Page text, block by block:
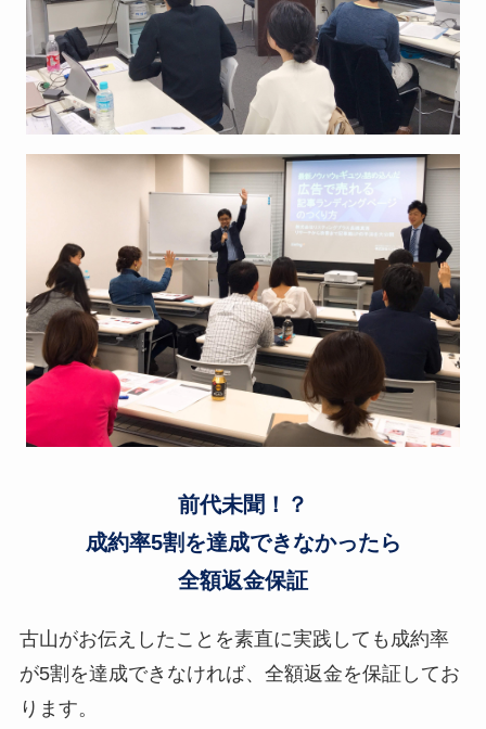
前代未聞！？
成約率5割を達成できなかったら
全額返金保証
古山がお伝えしたことを素直に実践しても成約率
が5割を達成できなければ、全額返金を保証してお
ります。